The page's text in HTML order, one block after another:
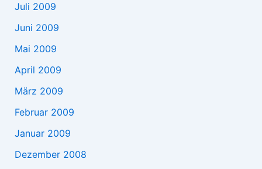
Juli 2009
Juni 2009
Mai 2009
April 2009
März 2009
Februar 2009
Januar 2009
Dezember 2008